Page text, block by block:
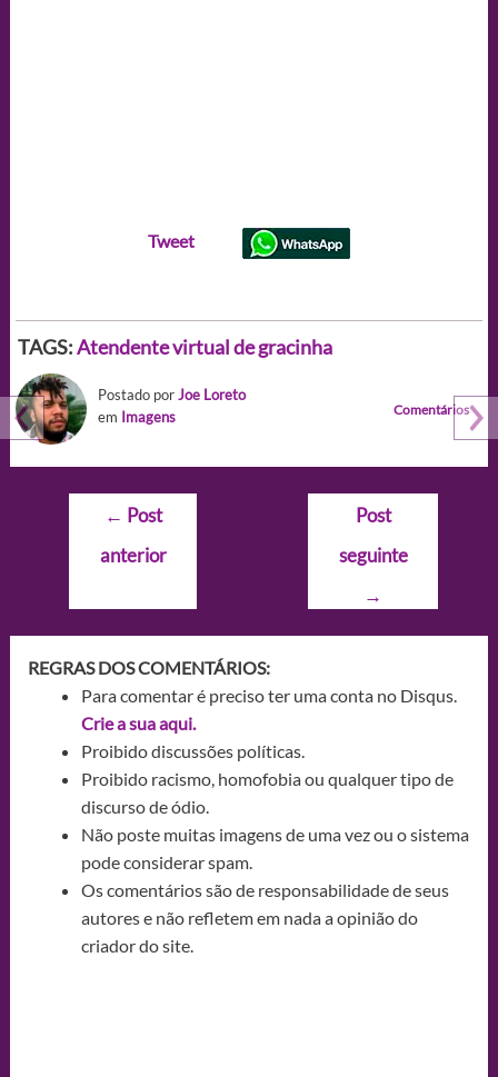
Tweet
TAGS:Atendente virtual de gracinha
Postado porJoe Loreto
em Imagens Comentários
Navegação
Post
← Post
anterior
Post
seguinte
→
REGRAS DOS COMENTÁRIOS:
Para comentar é preciso ter uma conta no Disqus.
Crie a sua aqui.
Proibido discussões políticas.
Proibido racismo, homofobia ou qualquer tipo de
discurso de ódio.
Não poste muitas imagens de uma vez ou o sistema
pode considerar spam.
Os comentários são de responsabilidade de seus
autores e não refletem em nada a opinião do
criador do site.